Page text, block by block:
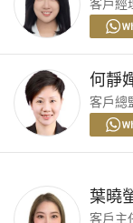
客戶經
何靜
客戶總
葉曉
客戶主